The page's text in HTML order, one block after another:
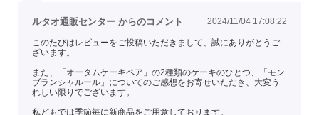
ルタオ通販センター からのコメント 2024/11/04 17:08:22
このたびはレビューをご投稿いただきまして、誠にありがとうご
ざいます。
また、「オータムケーキペア」の2種類のケーキのひとつ、「モン
ブランシャルール」についてのご感想をお寄せいただき、大変う
れしい限りでございます。
私どもでは季節毎に新商品をご用意しております。